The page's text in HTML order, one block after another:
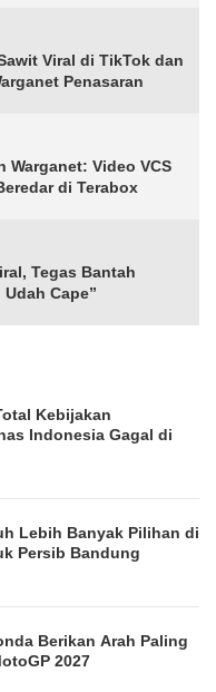
Viral di TikTok dan
Penasaran
Warganet: Video VCS
di Terabox
Tegas Bantah
Cape”
Kebijakan
Indonesia Gagal di
Lebih Banyak Pilihan di
Persib Bandung
Berikan Arah Paling
2027